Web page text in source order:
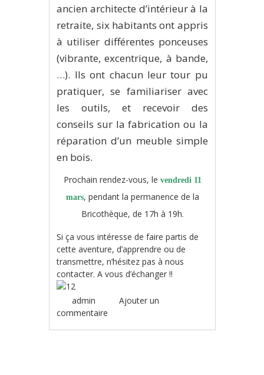
ancien architecte d’intérieur à la
retraite, six habitants ont appris
à utiliser différentes ponceuses
(vibrante, excentrique, à bande,
…). Ils ont chacun leur tour pu
pratiquer, se familiariser avec
les outils, et recevoir des
conseils sur la fabrication ou la
réparation d’un meuble simple
en bois.
Prochain rendez-vous, le vendredi 11
mars, pendant la permanence de la
Bricothèque, de 17h à 19h.
Si ça vous intéresse de faire partis de
cette aventure, d’apprendre ou de
transmettre, n’hésitez pas à nous
contacter. A vous d’échanger !!
admin
Ajouter un
commentaire